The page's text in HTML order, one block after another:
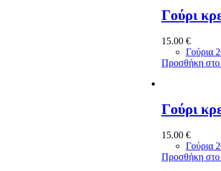
Γούρι
15.00 €
Γούρια
Προσθήκη στο
Γούρι
15.00 €
Γούρια
Προσθήκη στο